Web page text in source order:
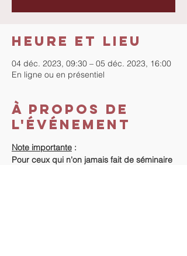
Heure et lieu
04 déc. 2023, 09:30 – 05 déc. 2023, 16:00
En ligne ou en présentiel
À propos de
l'événement
Note importante :
Pour ceux qui n'on jamais fait de séminaire